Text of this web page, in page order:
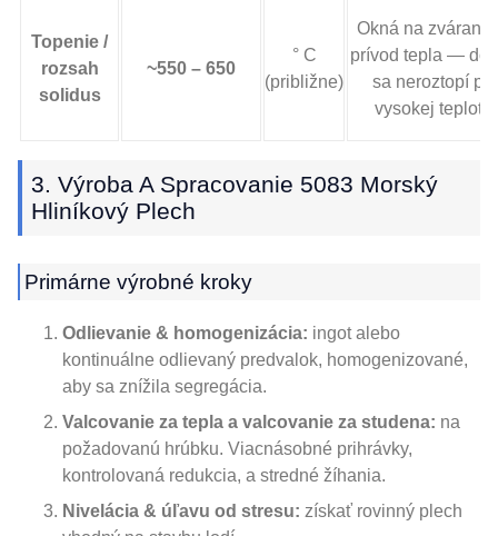
Topenie /
rozsah
solidus
~550 – 650
° C
(približne)
Okná na
prívod tepla —
sa neroztopí pri
vysokej teplote
3. Výroba A Spracovanie 5083 Morský
Hliníkový Plech
Primárne výrobné kroky
Odlievanie & homogenizácia: ingot alebo
kontinuálne odlievaný predvalok, homogenizované,
aby sa znížila segregácia.
Valcovanie za tepla a valcovanie za studena: na
požadovanú hrúbku. Viacnásobné prihrávky,
kontrolovaná redukcia, a stredné žíhania.
Nivelácia & úľavu od stresu: získať rovinný plech